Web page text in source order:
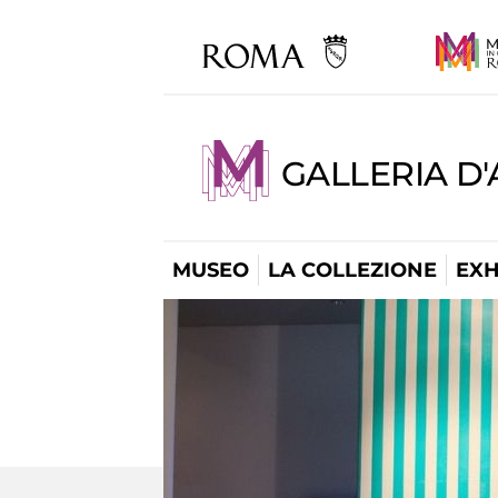
GALLERIA
MUSEO LA COLLEZIONE